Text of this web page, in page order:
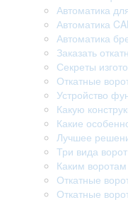
Автоматика
Автоматика
Автоматика
Заказать
Секреты
Откатные
Устройство
Какую
Какие
Лучшее
Три вида
Каким
Откатные
Откатные